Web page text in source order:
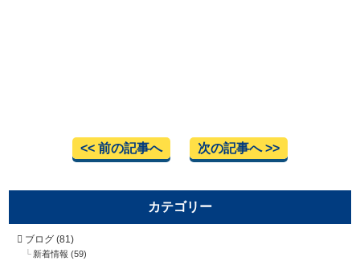
<< 前の記事へ 次の記事へ >>
カテゴリー
ブログ (81)
新着情報 (59)